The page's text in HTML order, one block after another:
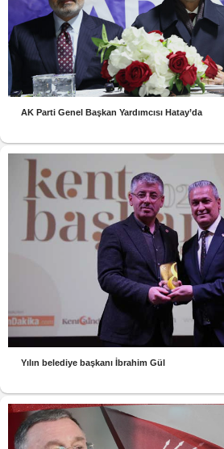
AK Parti Genel Başkan Yardımcısı Hatay’da
Yılın belediye başkanı İbrahim Gül